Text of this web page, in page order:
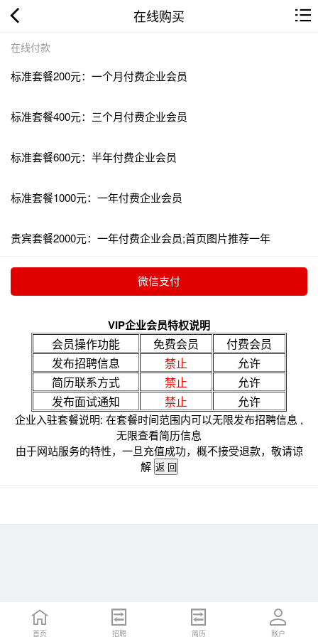
在线购买
在线付款
标准套餐200元：一个月付费企业会员
标准套餐400元：三个月付费企业会员
标准套餐600元：半年付费企业会员
标准套餐1000元：一年付费企业会员
贵宾套餐2000元：一年付费企业会员;首页图片推荐一年
VIP企业会员特权说明
会员操作功能 免费会员
付费会员
发布招聘信息
禁止
允许
简历联系方式
禁止
允许
发布面试通知
禁止 允许
企业入驻套餐说明: 在套餐时间范围内可以无限发布招聘信息 ,
无限查看简历信息
由于网站服务的特性，一旦充值成功，概不接受退款，敬请谅
解
首页 招聘 简历 账户